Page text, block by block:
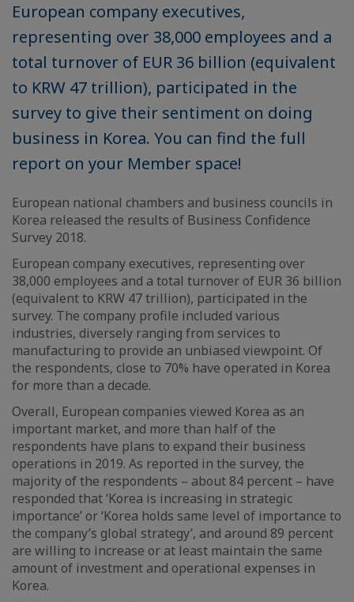
European company executives,
representing over 38,000 employees and a
total turnover of EUR 36 billion (equivalent
to KRW 47 trillion), participated in the
survey to give their sentiment on doing
business in Korea. You can find the full
report on your Member space!
European national chambers and business councils in
Korea released the results of Business Confidence
Survey 2018.
European company executives, representing over
38,000 employees and a total turnover of EUR 36 billion
(equivalent to KRW 47 trillion), participated in the
survey. The company profile included various
industries, diversely ranging from services to
manufacturing to provide an unbiased viewpoint. Of
the respondents, close to 70% have operated in Korea
for more than a decade.
Overall, European companies viewed Korea as an
important market, and more than half of the
respondents have plans to expand their business
operations in 2019. As reported in the survey, the
majority of the respondents – about 84 percent – have
responded that ‘Korea is increasing in strategic
importance’ or ‘Korea holds same level of importance to
the company’s global strategy’, and around 89 percent
are willing to increase or at least maintain the same
amount of investment and operational expenses in
Korea.